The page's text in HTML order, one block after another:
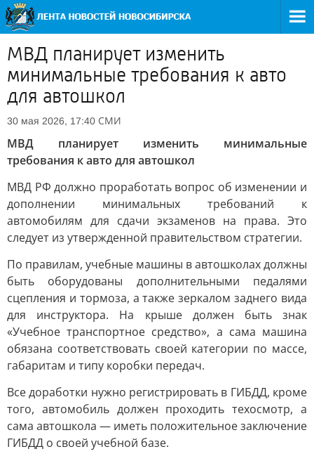
МВД планирует изменить
минимальные требования к авто
для автошкол
30 мая 2026, 17:40 СМИ
МВД планирует изменить минимальные
требования к авто для автошкол
МВД РФ должно проработать вопрос об изменении и
дополнении минимальных требований к
автомобилям для сдачи экзаменов на права. Это
следует из утвержденной правительством стратегии.
По правилам, учебные машины в автошколах должны
быть оборудованы дополнительными педалями
сцепления и тормоза, а также зеркалом заднего вида
для инструктора. На крыше должен быть знак
«Учебное транспортное средство», а сама машина
обязана соответствовать своей категории по массе,
габаритам и типу коробки передач.
Все доработки нужно регистрировать в ГИБДД, кроме
того, автомобиль должен проходить техосмотр, а
сама автошкола — иметь положительное заключение
ГИБДД о своей учебной базе.